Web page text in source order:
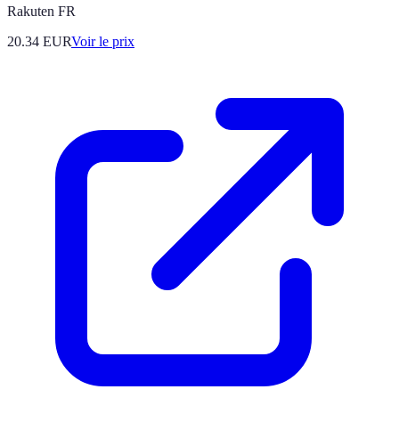
Rakuten FR
20.34 EURVoir le prix